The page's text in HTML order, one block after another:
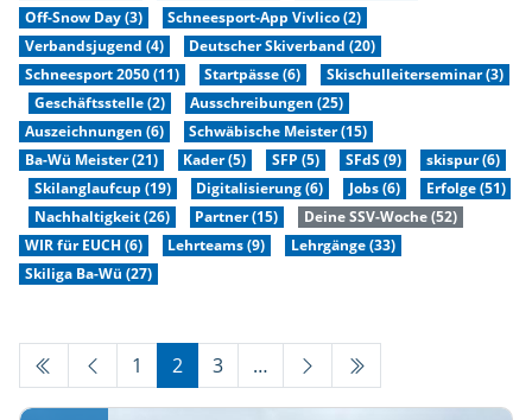
1 2 3 …
Off-Snow Day (3)
Schneesport-App Vivlico (2)
Verbandsjugend (4)
Deutscher Skiverband (20)
Schneesport 2050 (11)
Startpässe (6)
Skischulleiterseminar (3)
Geschäftsstelle (2)
Ausschreibungen (25)
Auszeichnungen (6)
Schwäbische Meister (15)
Ba-Wü Meister (21)
Kader (5) SFP (5) SFdS (9)
skispur (6)
Skilanglaufcup (19)
Digitalisierung (6) Jobs (6)
Erfolge (51)
Nachhaltigkeit (26)
Partner (15)
Deine SSV-Woche (52)
WIR für EUCH (6)
Lehrteams (9)
Lehrgänge (33)
Skiliga Ba-Wü (27)